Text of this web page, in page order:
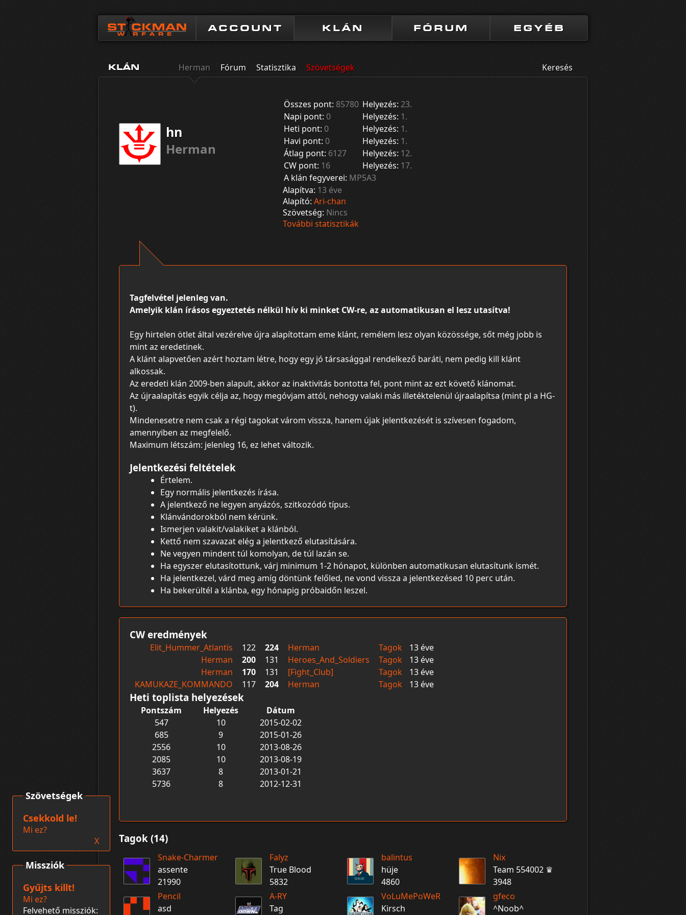
ACCOUNT KLÁN FÓRUM EGYÉB
KLÁN Herman Fórum Statisztika Szövetségek Keresés
hn
Herman
Összes pont: 85780 Helyezés: 23.
Napi pont: 0 Helyezés: 1.
Heti pont: 0 Helyezés: 1.
Havi pont: 0 Helyezés: 1.
Átlag pont: 6127 Helyezés: 12.
CW pont: 16 Helyezés: 17.
A klán fegyverei: MP5A3
Alapítva: 13 éve
Alapító: Ari-chan
Szövetség: Nincs
További statisztikák
Tagfelvétel jelenleg van.
Amelyik klán írásos egyeztetés nélkül hív ki minket CW-re, az automatikusan el lesz utasítva!
Egy hirtelen ötlet által vezérelve újra alapítottam eme klánt, remélem lesz olyan közössége, sőt még jobb is
mint az eredetinek.
A klánt alapvetően azért hoztam létre, hogy egy jó társasággal rendelkező baráti, nem pedig kill klánt
alkossak.
Az eredeti klán 2009-ben alapult, akkor az inaktivitás bontotta fel, pont mint az ezt követő klánomat.
Az újraalapítás egyik célja az, hogy megóvjam attól, nehogy valaki más illetéktelenül újraalapítsa (mint pl a HG-
t).
Mindenesetre nem csak a régi tagokat várom vissza, hanem újak jelentkezését is szívesen fogadom,
amennyiben az megfelelő.
Maximum létszám: jelenleg 16, ez lehet változik.
Jelentkezési feltételek
Értelem.
Egy normális jelentkezés írása.
A jelentkező ne legyen anyázós, szitkozódó típus.
Klánvándorokból nem kérünk.
Ismerjen valakit/valakiket a klánból.
Kettő nem szavazat elég a jelentkező elutasítására.
Ne vegyen mindent túl komolyan, de túl lazán se.
Ha egyszer elutasítottunk, várj minimum 1-2 hónapot, különben automatikusan elutasítunk ismét.
Ha jelentkezel, várd meg amíg döntünk felőled, ne vond vissza a jelentkezésed 10 perc után.
Ha bekerültél a klánba, egy hónapig próbaidőn leszel.
CW eredmények
Elit_Hummer_Atlantis 122 224 Herman Tagok
13 éve
Herman
200 131 Heroes_And_Soldiers Tagok
13 éve
Herman
170 131 [Fight_Club] Tagok
13 éve
KAMUKAZE_KOMMANDO
117 204 Herman Tagok 13 éve
Heti toplista helyezések
Pontszám Helyezés
Dátum
547
10
2015-02-02
685
9
2015-01-26
2556
10
2013-08-26
2085
10
2013-08-19
3637
8
2013-01-21
5736
8 2012-12-31
Tagok (14)
Snake-Charmer
assente
21990
Falyz
True Blood
5832
balintus
hüje
4860
Nix
Team 554002 ♛
3948
Pencil
asd
A-RY
Tag
VoLuMePoWeR
Kirsch
gfeco
^Noob^
Missziók
Gyűjts killt!
Mi ez?
Felvehető missziók:
Szövetségek
Csekkold le!
Mi ez?
X